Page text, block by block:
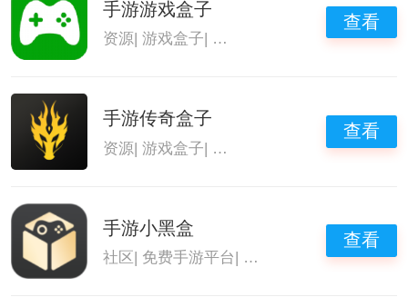
手游游戏盒子
资源 |游戏盒子 传奇手游盒子
查看
手游传奇盒子
资源|游戏盒子| 游戏装备交易软件|传奇手
查看
手游小黑盒
社区| 免费手游平台| 传奇手游盒子
查看